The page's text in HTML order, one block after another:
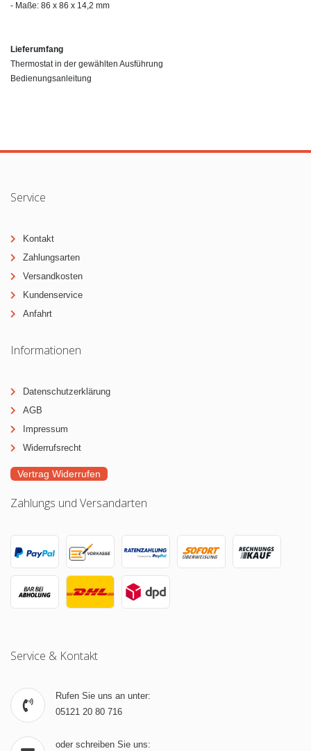
- Maße: 86 x 86 x 14,2 mm
Lieferumfang
Thermostat in der gewählten Ausführung
Bedienungsanleitung
Service
Kontakt
Zahlungsarten
Versandkosten
Kundenservice
Anfahrt
Informationen
Datenschutzerklärung
AGB
Impressum
Widerrufsrecht
Vertrag Widerrufen
Zahlungs und Versandarten
Service & Kontakt
Rufen Sie uns an unter:
05121 20 80 716
oder schreiben Sie uns: